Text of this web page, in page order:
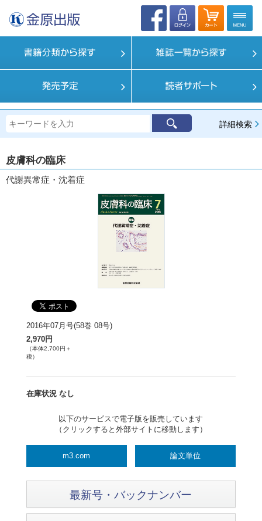
詳細検索
皮膚科の臨床
代謝異常症・沈着症
2016年07月号(58巻 08号)
2,970円
（本体2,700円＋
税）
在庫状況 なし
以下のサービスで電子版を販売しています
（クリックすると外部サイトに移動します）
m3.com 論文単位
最新号・バックナンバー